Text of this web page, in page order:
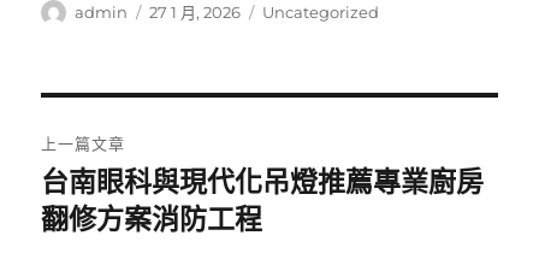
作
admin
發
27 1 月, 2026
分
Uncategorized
章
導
上一篇文章
上
一
台南眼科與現代化吊燈推薦專業廚房
翻修方案消防工程